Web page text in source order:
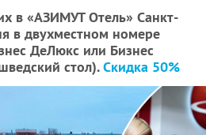
в «АЗИМУТ Отель» Санкт-
в двухместном номере
ДеЛюкс или Бизнес
стол).Скидка 50%